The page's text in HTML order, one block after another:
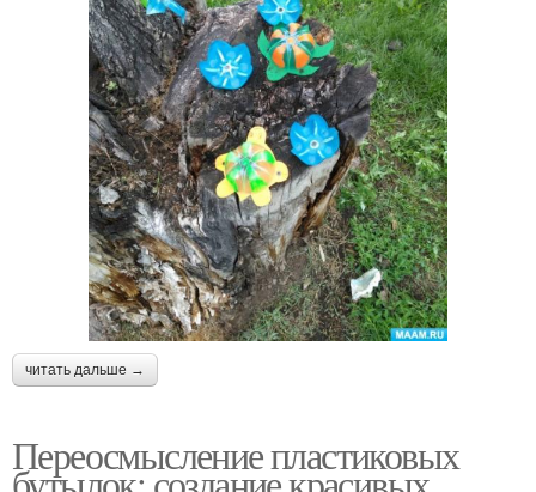
читать дальше →
Переосмысление пластиковых